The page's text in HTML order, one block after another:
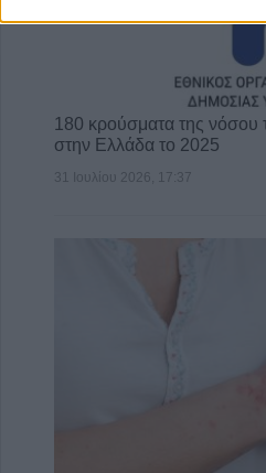
180 κρούσματα της νόσου
στην Ελλάδα το 2025
31 Ιουλίου 2026, 17:37